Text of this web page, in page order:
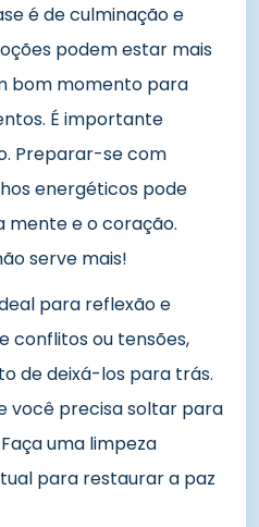
é de culminação e
podem estar mais
bom momento para
É importante
Preparar-se com
energéticos pode
mente e o coração.
serve mais!
para reflexão e
conflitos ou tensões,
de deixá-los para trás.
você precisa soltar para
uma limpeza
para restaurar a paz